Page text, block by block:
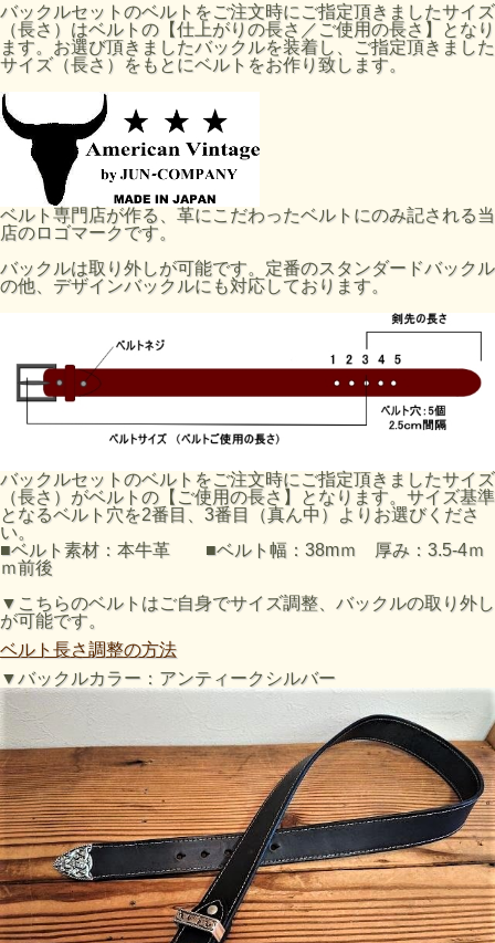
バックルセットのベルトをご注文時にご指定頂きましたサイズ
（長さ）はベルトの【仕上がりの長さ／ご使用の長さ】となり
ます。お選び頂きましたバックルを装着し、ご指定頂きました
サイズ（長さ）をもとにベルトをお作り致します。
ベルト専門店が作る、革にこだわったベルトにのみ記される当
店のロゴマークです。
バックルは取り外しが可能です。定番のスタンダードバックル
の他、デザインバックルにも対応しております。
バックルセットのベルトをご注文時にご指定頂きましたサイズ
（長さ）がベルトの【ご使用の長さ】となります。サイズ基準
となるベルト穴を2番目、3番目（真ん中）よりお選びくださ
い。
■ベルト素材：本牛革 ■ベルト幅：38mｍ 厚み：3.5-4ｍ
ｍ前後
▼こちらのベルトはご自身でサイズ調整、バックルの取り外し
が可能です。
ベルト長さ調整の方法
▼バックルカラー：アンティークシルバー